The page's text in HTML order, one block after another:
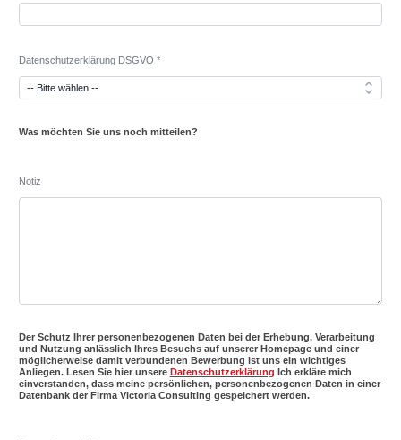
Datenschutzerklärung DSGVO *
Was möchten Sie uns noch mitteilen?
Notiz
Der Schutz Ihrer personenbezogenen Daten bei der Erhebung, Verarbeitung
und Nutzung anlässlich Ihres Besuchs auf unserer Homepage und einer
möglicherweise damit verbundenen Bewerbung ist uns ein wichtiges
Anliegen. Lesen Sie hier unsere Datenschutzerklärung Ich erkläre mich
einverstanden, dass meine persönlichen, personenbezogenen Daten in einer
Datenbank der Firma Victoria Consulting gespeichert werden.